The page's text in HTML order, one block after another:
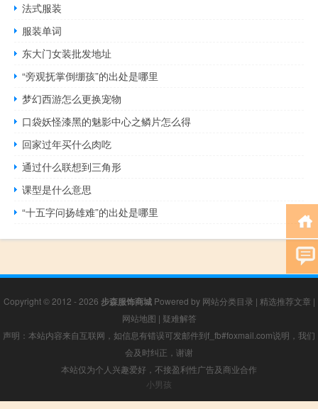
法式服装
服装单词
东大门女装批发地址
“旁观抚掌倒绷孩”的出处是哪里
梦幻西游怎么更换宠物
口袋妖怪漆黑的魅影中心之鳞片怎么得
回家过年买什么肉吃
通过什么联想到三角形
课型是什么意思
“十五字问扬雄难”的出处是哪里
Copyright © 2012 - 2026 步森服饰商城Powered by 网站分类目录 | 精选推荐文章 |
网站地图 | 疑难解答
声明：本站内容来自互联网，如信息有错误可发邮件到f_fb#foxmail.com说明，我们
会及时纠正，谢谢
本站仅为个人兴趣爱好，不接盈利性广告及商业合作
小男孩